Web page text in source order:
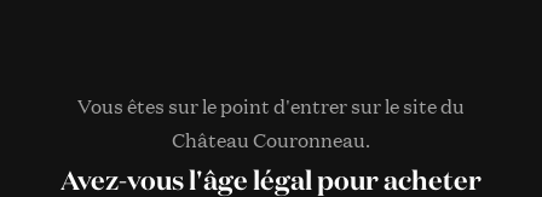
Macération de
Couronneau
Vous êtes sur le point d'entrer sur le site du
Château Couronneau.
Avez-vous l'âge légal pour acheter